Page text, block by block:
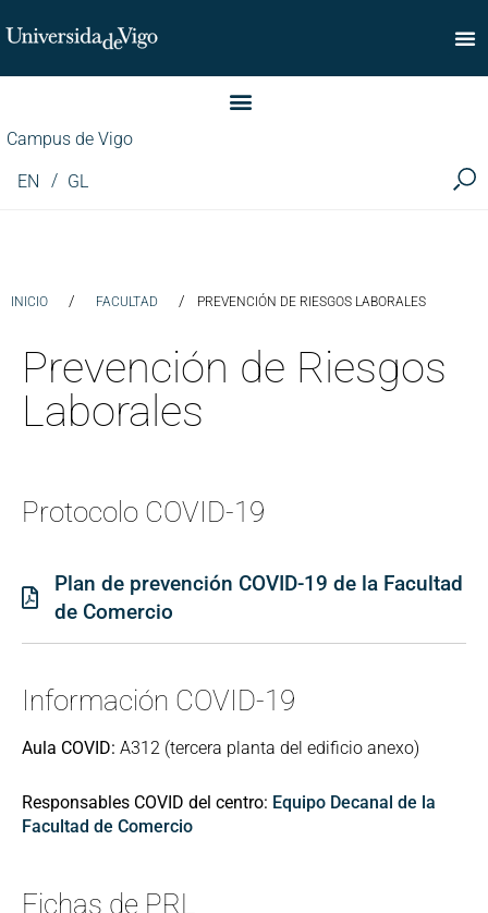
Facultad de Comercio
Campus de Vigo
EN GL
INICIO / FACULTAD / PREVENCIÓN DE RIESGOS LABORALES
Prevención de Riesgos
Laborales
Protocolo COVID-19
Plan de prevención COVID-19 de la Facultad
de Comercio
Información COVID-19
Aula COVID: A312 (tercera planta del edificio anexo)
Responsables COVID del centro: Equipo Decanal de la
Facultad de Comercio
Fichas de PRL